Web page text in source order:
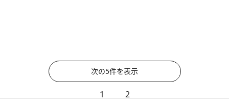
次の5件を表示
1 2